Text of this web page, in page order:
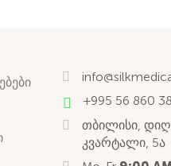
+995 56 860
თბილისი,
კვარტალი, 5ა